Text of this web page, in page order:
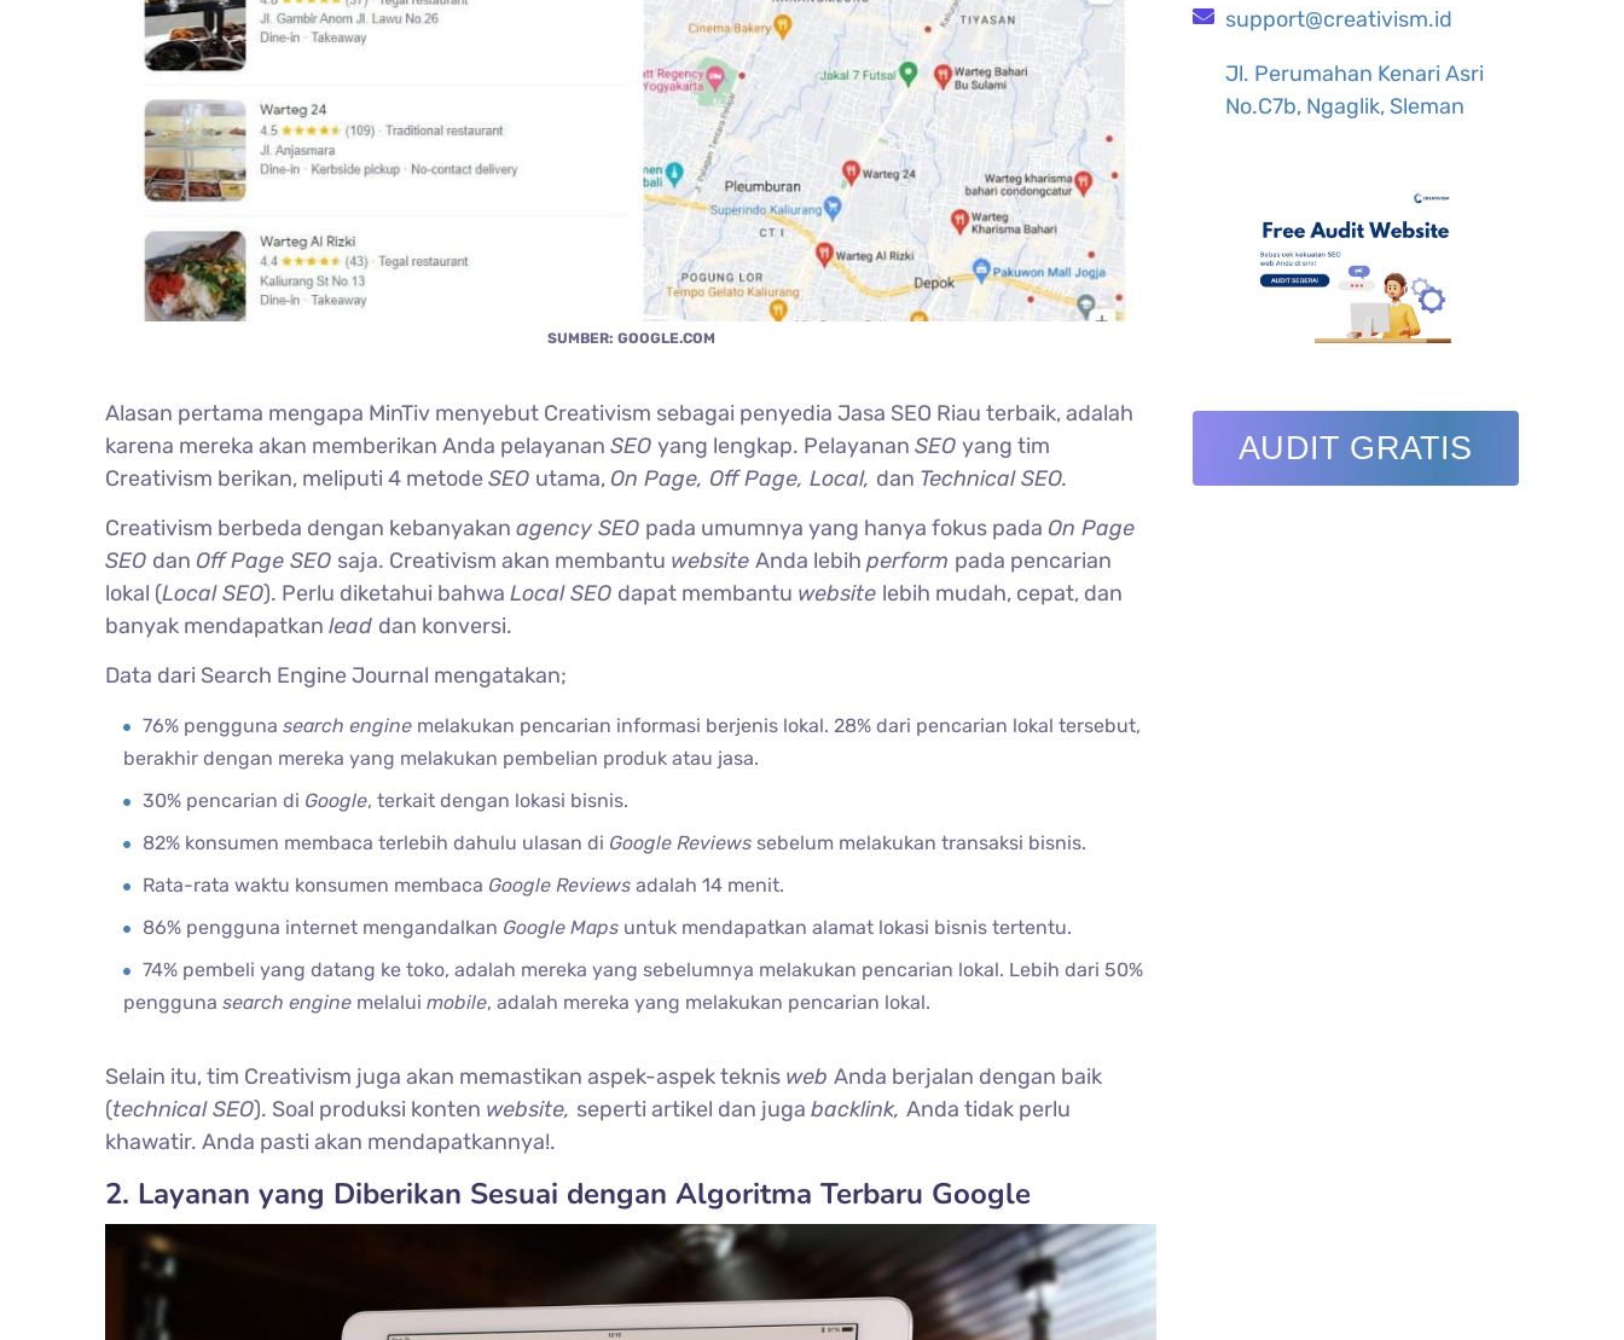
SUMBER: GOOGLE.COM
Alasan pertama mengapa MinTiv menyebut Creativism sebagai penyedia Jasa SEO Riau terbaik, adalah
karena mereka akan memberikan Anda pelayanan SEO yang lengkap. Pelayanan SEO yang tim
Creativism berikan, meliputi 4 metodeSEO utama, On Page, Off Page, Local, dan Technical SEO.
Creativism berbeda dengan kebanyakan agency SEO pada umumnya yang hanya fokus pada On Page
SEO dan Off Page SEO saja. Creativism akan membantu website Anda lebih perform pada pencarian
lokal (Local SEO). Perlu diketahui bahwa Local SEO dapat membantu website lebih mudah, cepat, dan
banyak mendapatkan lead dan konversi.
Data dari Search Engine Journal mengatakan;
76% pengguna search engine melakukan pencarian informasi berjenis lokal. 28% dari pencarian lokal tersebut,
berakhir dengan mereka yang melakukan pembelian produk atau jasa.
30% pencarian di Google, terkait dengan lokasi bisnis.
82% konsumen membaca terlebih dahulu ulasan di Google Reviews sebelum melakukan transaksi bisnis.
Rata-rata waktu konsumen membaca Google Reviews adalah 14 menit.
86% pengguna internet mengandalkan Google Maps untuk mendapatkan alamat lokasi bisnis tertentu.
74% pembeli yang datang ke toko, adalah mereka yang sebelumnya melakukan pencarian lokal. Lebih dari 50%
pengguna search engine melalui mobile, adalah mereka yang melakukan pencarian lokal.
Selain itu, tim Creativism juga akan memastikan aspek-aspek teknis web Anda berjalan dengan baik
(technical SEO). Soal produksi konten website, seperti artikel dan juga backlink, Anda tidak perlu
khawatir. Anda pasti akan mendapatkannya!.
2. Layanan yang Diberikan Sesuai dengan Algoritma Terbaru Google
support@creativism.id
Jl. Perumahan Kenari Asri
No.C7b, Ngaglik, Sleman
AUDIT GRATIS